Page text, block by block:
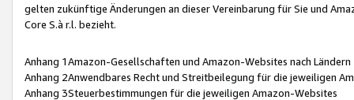
gelten zukünftige Änderungen an dieser Vereinbarung für Sie und
Core S.à r.l. bezieht.
Anhang 1Amazon-Gesellschaften und Amazon-Websites nach Ländern
Anhang 2Anwendbares Recht und Streitbeilegung für die jeweiligen
Anhang 3Steuerbestimmungen für die jeweiligen Amazon-Websites